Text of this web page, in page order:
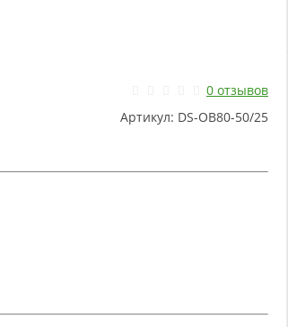
0 отзывов
Артикул: DS-OB80-50/25